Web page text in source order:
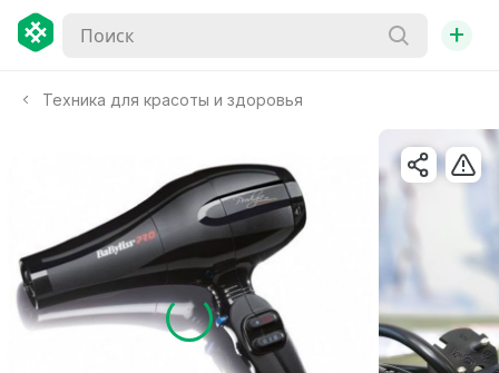
+
Техника для красоты и здоровья